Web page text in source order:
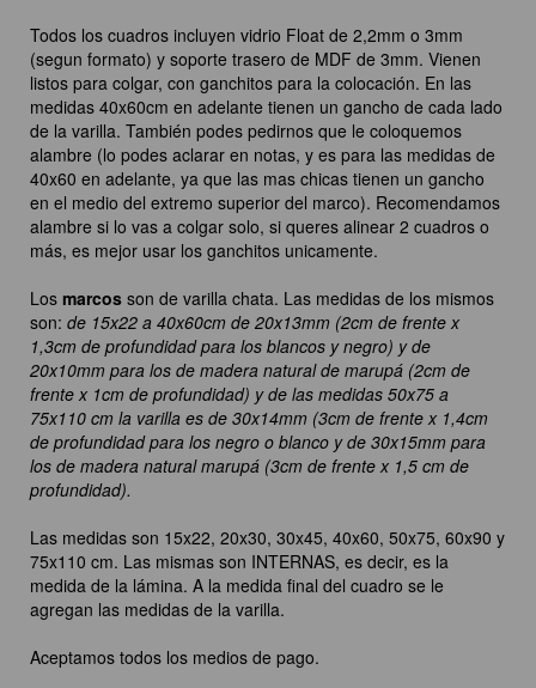
Todos los cuadros incluyen vidrio Float de 2,2mm o 3mm
(segun formato) y soporte trasero de MDF de 3mm. Vienen
listos para colgar, con ganchitos para la colocación. En las
medidas 40x60cm en adelante tienen un gancho de cada lado
de la varilla. También podes pedirnos que le coloquemos
alambre (lo podes aclarar en notas, y es para las medidas de
40x60 en adelante, ya que las mas chicas tienen un gancho
en el medio del extremo superior del marco). Recomendamos
alambre si lo vas a colgar solo, si queres alinear 2 cuadros o
más, es mejor usar los ganchitos unicamente.
Los marcos son de varilla chata. Las medidas de los mismos
son: de 15x22 a 40x60cm de 20x13mm (2cm de frente x
1,3cm de profundidad para los blancos y negro) y de
20x10mm para los de madera natural de marupá (2cm de
frente x 1cm de profundidad) y de las medidas 50x75 a
75x110 cm la varilla es de 30x14mm (3cm de frente x 1,4cm
de profundidad para los negro o blanco y de 30x15mm para
los de madera natural marupá (3cm de frente x 1,5 cm de
profundidad).
Las medidas son 15x22, 20x30, 30x45, 40x60, 50x75, 60x90 y
75x110 cm. Las mismas son INTERNAS, es decir, es la
medida de la lámina. A la medida final del cuadro se le
agregan las medidas de la varilla.
Aceptamos todos los medios de pago.